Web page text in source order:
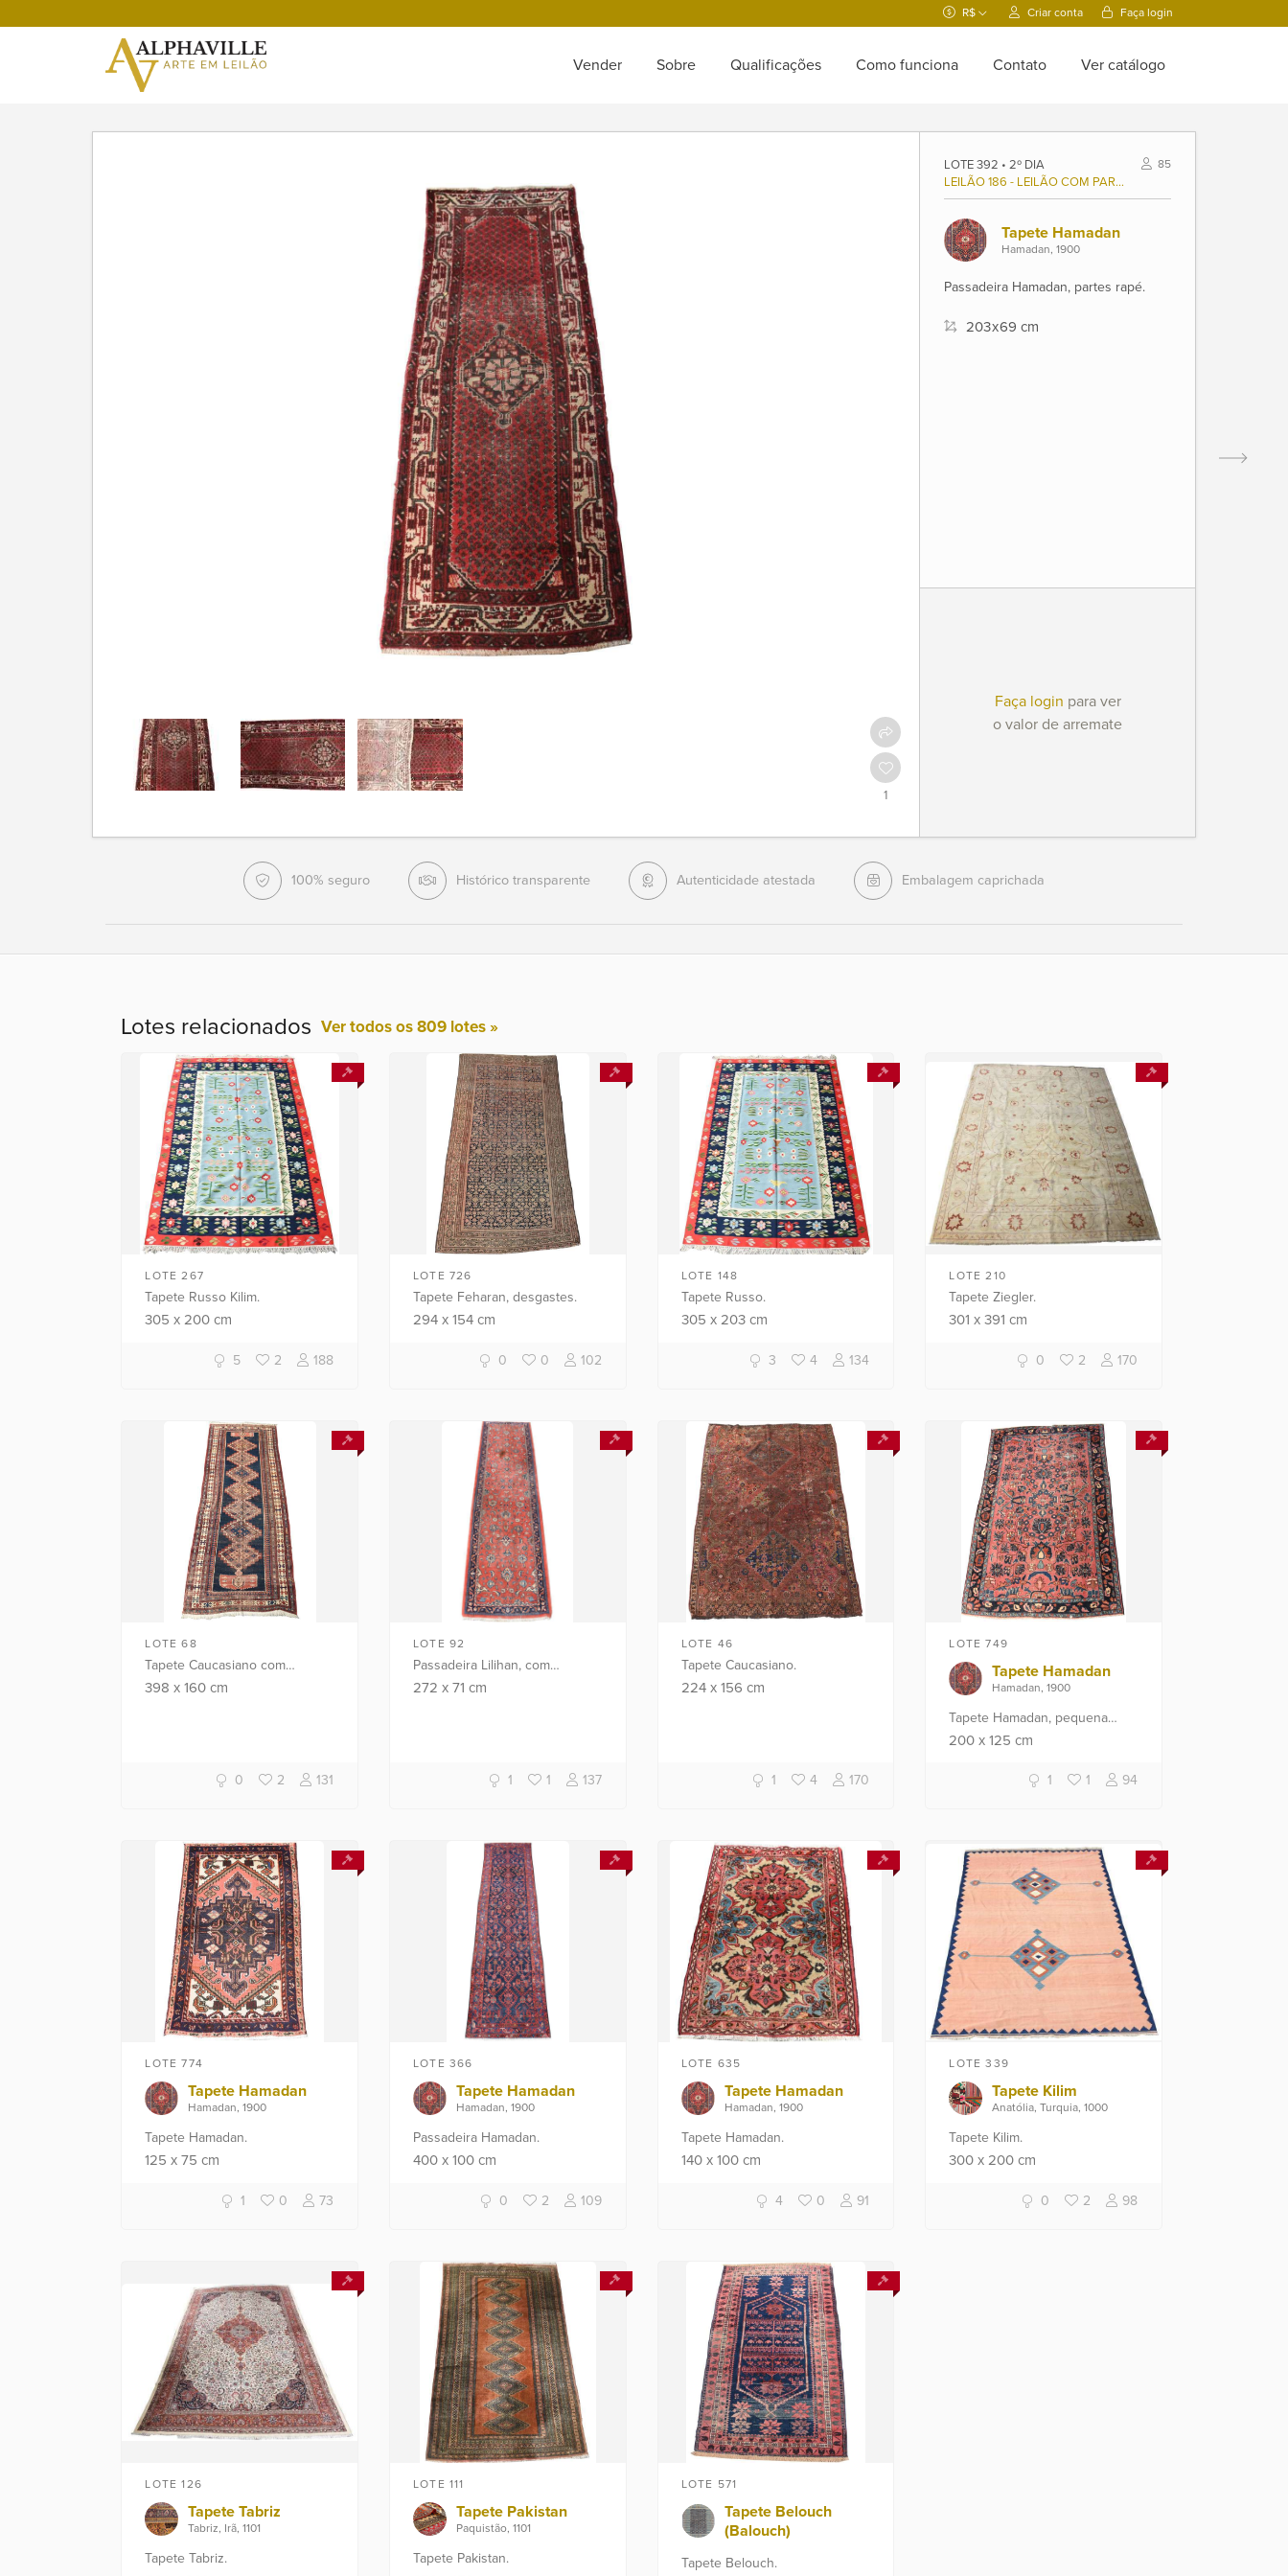
R$ Criar conta Faça login
Vender Sobre Qualificações Como funciona Contato Ver catálogo
1
LOTE 392 • 2º DIA 85
LEILÃO 186 - LEILÃO COM PARTE DA COLEÇÃO DE D. MARIA LUIZA DUTRA (1921/2020), E OUTROS
Tapete Hamadan
Hamadan, 1900
Passadeira Hamadan, partes rapé.
203x69 cm
Faça login para ver
o valor de arremate
100% seguro Histórico transparente Autenticidade atestada Embalagem caprichada
Lotes relacionados Ver todos os 809 lotes »
LOTE 267
Tapete Russo Kilim.
305x 200cm
5 2 188
LOTE 726
Tapete Feharan, desgastes.
294x 154cm
0 0 102
LOTE 148
Tapete Russo.
305 x203 cm
3 4 134
LOTE 210
Tapete Ziegler.
301x 391cm
0 2 170
LOTE 68
Tapete Caucasiano com
emenda e rapé.
398x 160cm
0 2 131
LOTE 92
Passadeira Lilihan, com
mancha.
272x 71cm
1 1 137
LOTE 46
Tapete Caucasiano.
224 x156 cm
1 4 170
LOTE 749
Tapete Hamadan
Hamadan, 1900
Tapete Hamadan, pequena
parte rapé.
200x 125cm
1 1 94
LOTE 774
Tapete Hamadan
Hamadan, 1900
Tapete Hamadan.
125x 75cm
1 0 73
LOTE 366
Tapete Hamadan
Hamadan, 1900
Passadeira Hamadan.
400x 100cm
0 2 109
LOTE 635
Tapete Hamadan
Hamadan, 1900
Tapete Hamadan.
140 x100 cm
4 0 91
LOTE 339
Tapete Kilim
Anatólia, Turquia, 1000
Tapete Kilim.
300x 200cm
0 2 98
LOTE 126
Tapete Tabriz
Tabriz, Irã, 1101
Tapete Tabriz.
LOTE 111
Tapete Pakistan
Paquistão, 1101
Tapete Pakistan.
LOTE 571
Tapete Belouch
(Balouch)
Tapete Belouch.